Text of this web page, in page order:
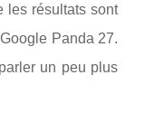
les résultats sont
Panda 27.
un peu plus